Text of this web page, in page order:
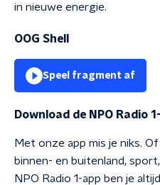
in nieuwe energie.
OOG Shell
Speel fragment af
Download de NPO Radio
Met onze app mis je niks.
binnen- en buitenland,
NPO Radio 1-app ben je